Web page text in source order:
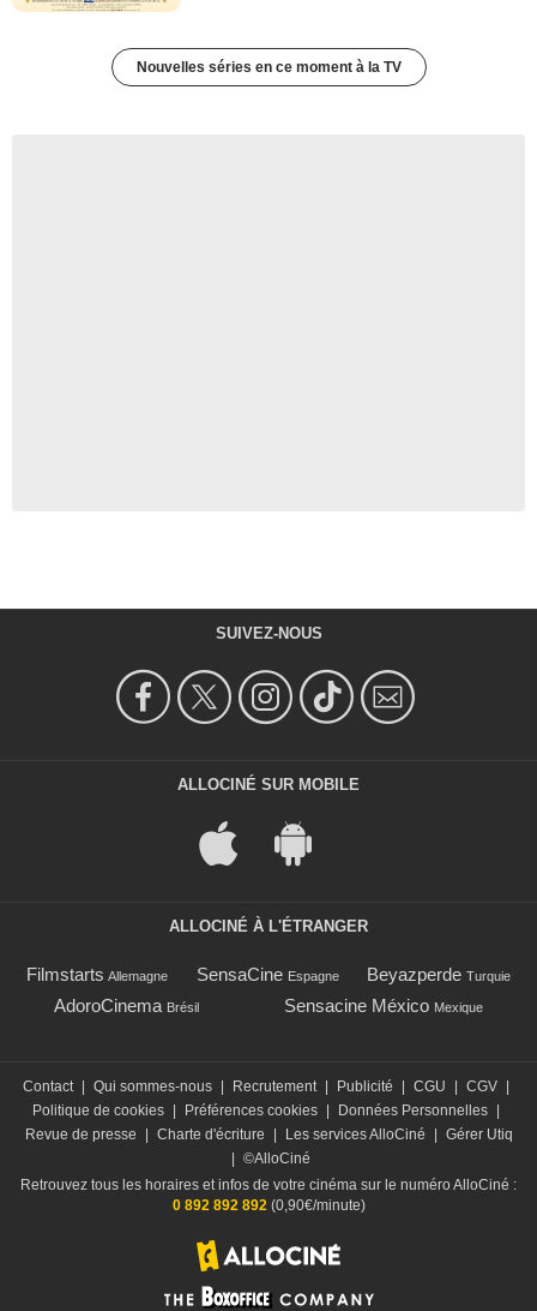
Nouvelles séries en ce moment à la TV
SUIVEZ-NOUS
ALLOCINÉ SUR MOBILE
ALLOCINÉ À L'ÉTRANGER
Filmstarts Allemagne SensaCine Espagne Beyazperde Turquie
AdoroCinema Brésil Sensacine México Mexique
Contact Qui sommes-nous Recrutement Publicité CGU CGV
Politique de cookies
Préférences cookies Données Personnelles
Revue de presse
Charte d'écriture Les services AlloCiné
Gérer Utiq
©AlloCiné
Retrouvez tous les horaires et infos de votre cinéma sur le numéro AlloCiné :
0 892 892 892(0,90€/minute)